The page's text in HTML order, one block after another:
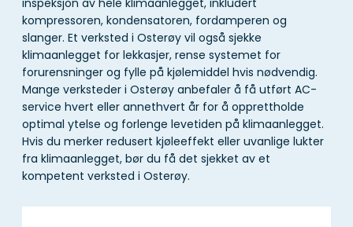
kompressoren, kondensatoren, fordamperen og
slanger. Et verksted i Osterøy vil også sjekke
klimaanlegget for lekkasjer, rense systemet for
forurensninger og fylle på kjølemiddel hvis nødvendig.
Mange verksteder i Osterøy anbefaler å få utført AC-
service hvert eller annethvert år for å opprettholde
optimal ytelse og forlenge levetiden på klimaanlegget.
Hvis du merker redusert kjøleeffekt eller uvanlige lukter
fra klimaanlegget, bør du få det sjekket av et
kompetent verksted i Osterøy.